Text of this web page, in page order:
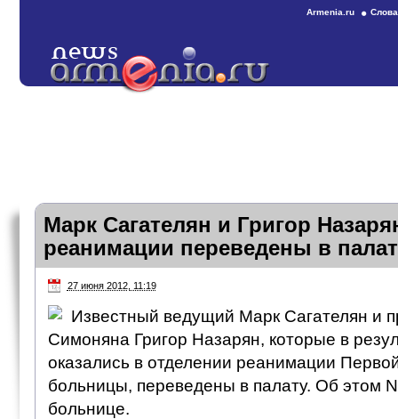
Armenia.ru
Марк Сагателян и Григор
реанимации переведены в
27 июня 2012, 11:19
Известный ведущий Марк Сагателян и
Симоняна Григор Назарян, которые в
оказались в отделении реанимации
больницы, переведены в палату. Об этом
больнице.